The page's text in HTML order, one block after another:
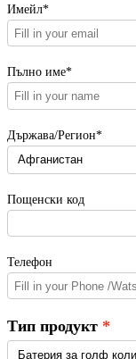
Имейл*
Пълно име*
Държава/Регион*
Пощенски код
Телефон
Тип продукт